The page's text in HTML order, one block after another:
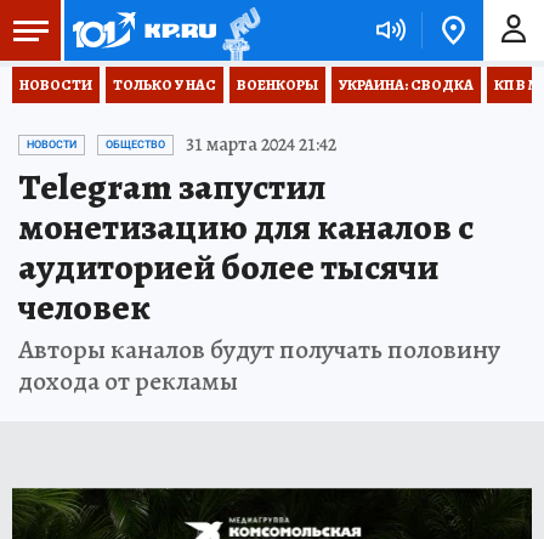
НОВОСТИ ТОЛЬКО У НАС ВОЕНКОРЫ УКРАИНА: СВОДКА КП В
НОВОСТИ ОБЩЕСТВО 31 марта 2024 21:42
Telegram запустил
монетизацию для каналов с
аудиторией более тысячи
человек
Авторы каналов будут получать половину
дохода от рекламы